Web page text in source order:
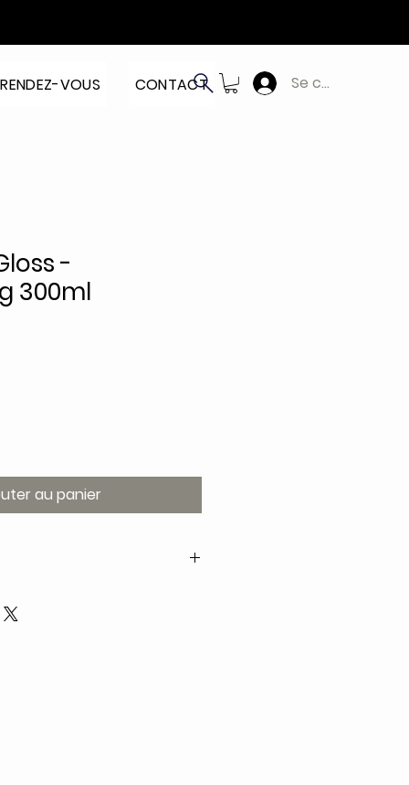
RENDEZ-VOUS CONTACT Se connecter
-
300ml
au panier